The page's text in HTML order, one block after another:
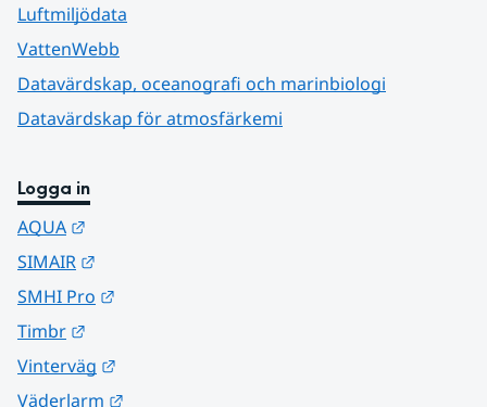
Luftmiljödata
VattenWebb
Datavärdskap, oceanografi och marinbiologi
Datavärdskap för atmosfärkemi
Logga in
AQUA
SIMAIR
SMHI Pro
Timbr
Vinterväg
Väderlarm